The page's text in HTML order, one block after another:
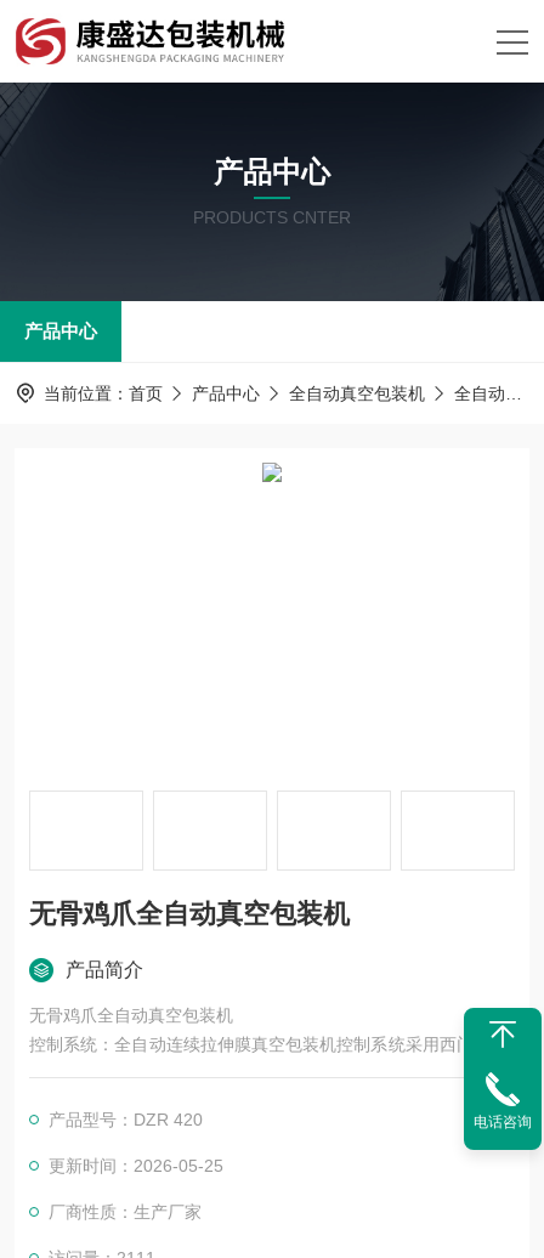
产品中心
PRODUCTS CNTER
产品中心
当前位置： 首页 产品中心 全自动真空包装机 全自动拉伸膜真空包装机
无骨鸡爪全自动真空包装机
产品简介
无骨鸡爪全自动真空包装机
控制系统：全自动连续拉伸膜真空包装机控制系统采用西门子10.
4英寸彩色大屏幕触摸屏、可编程PLC控制步进系统，伺服电机、
运行精度高，各动作协调自动、稳定，确保机器运行可靠、使用
简单方便。按钮开关采用法国进口电器公司产品，外形美观。
产品型号：DZR 420
更新时间：2026-05-25
厂商性质：生产厂家
电话咨询